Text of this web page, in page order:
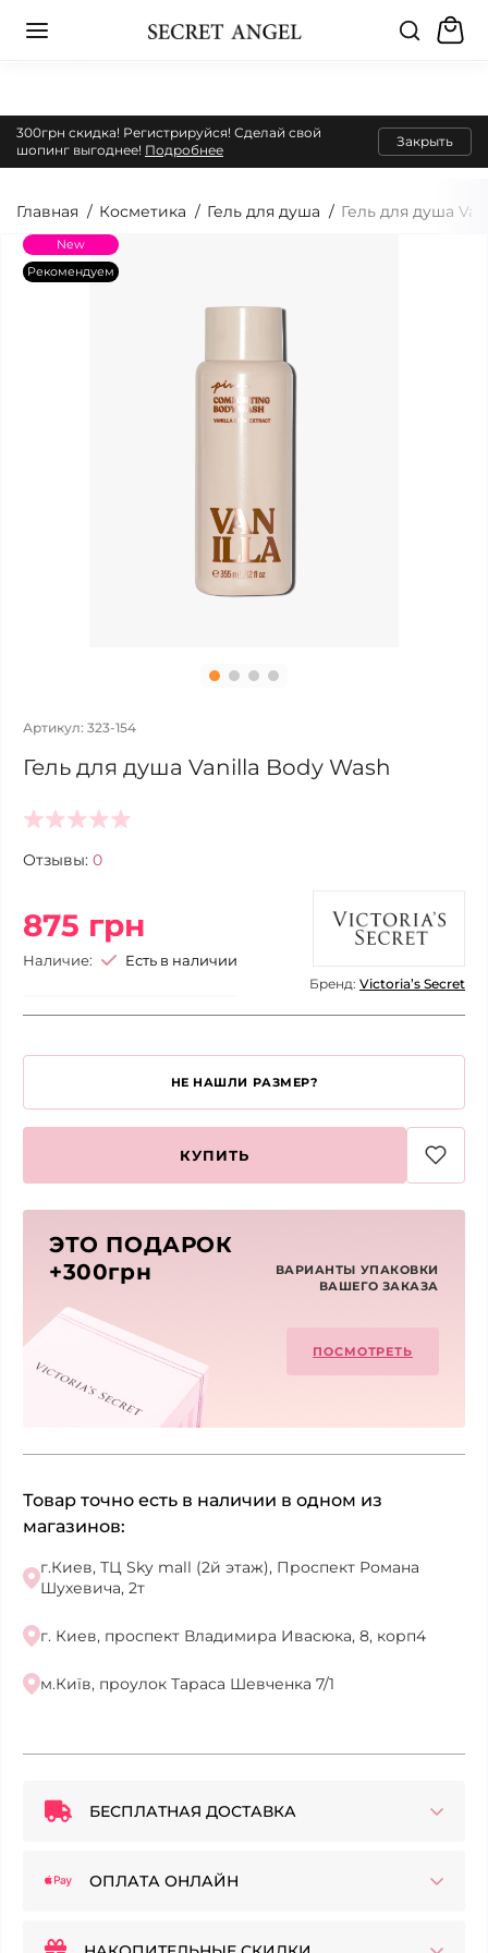
300грн скидка! Регистрируйся! Сделай свой
шопинг выгоднее! Подробнее
Закрыть
Главная Косметика Гель для душа Гель для душа
New
Рекомендуем
Артикул: 323-154
Гель для душа Vanilla Body Wash
Отзывы: 0
875 грн
Наличие: Есть в наличии
Бренд: Victoria’s Secret
НЕ НАШЛИ РАЗМЕР?
КУПИТЬ
ЭТО ПОДАРОК
+300грн
ВАРИАНТЫ УПАКОВКИ
ВАШЕГО ЗАКАЗА
ПОСМОТРЕТЬ
Товар точно есть в наличии в одном из
магазинов:
г.Киев, ТЦ Sky mall (2й этаж), Проспект Романа
Шухевича, 2т
г. Киев, проспект Владимира Ивасюка, 8, корп4
м.Київ, проулок Тараса Шевченка 7/1
БЕСПЛАТНАЯ ДОСТАВКА
ОПЛАТА ОНЛАЙН